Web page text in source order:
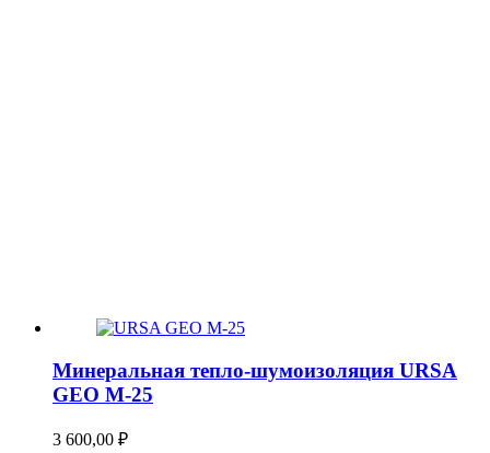
Минеральная тепло-шумоизоляция URSA
GEO М-25
3 600,00 ₽